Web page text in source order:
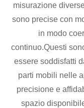
misurazione
sono precise con
in modo
continuo.Questi
essere soddisfatti
parti mobili nelle
precisione e
spazio